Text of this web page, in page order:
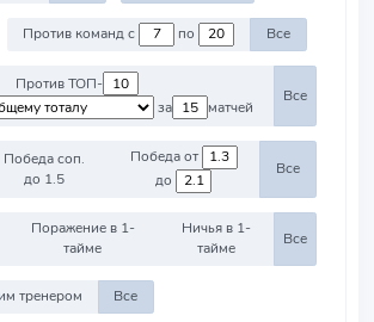
Против команд с по Все
Против ТОП-
за
матчей
Все
Победа соп.
до 1.5
Победа от
до
Все
Поражение в 1-
тайме
Ничья в 1-
тайме
Все
тренером Все